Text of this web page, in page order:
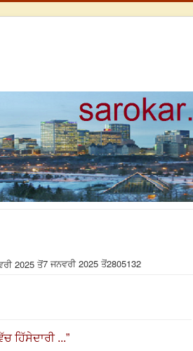
7 ਜਨਵਰੀ 2025 ਤੋਂ2805132
ਹਿੱਸੇਦਾਰੀ ...”